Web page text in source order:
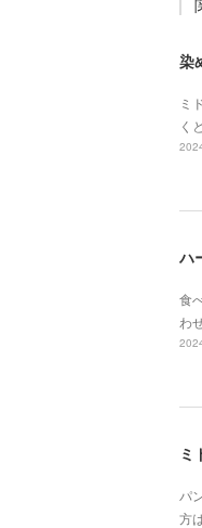
染
ミ
く
ハ
食
わ
ミ
パ
方